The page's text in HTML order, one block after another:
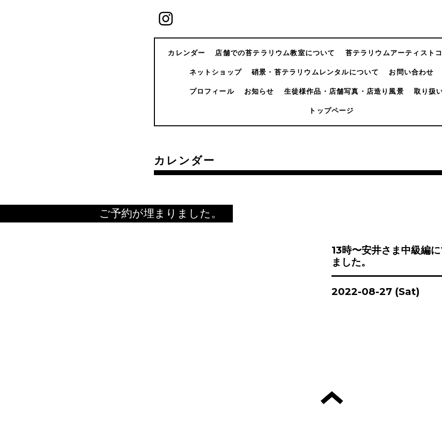
カレンダー 店舗での苔テラリウム教室について 苔テラリウムアーティスト
ネットショップ 硝景・苔テラリウムレンタルについて お問い合わせ
プロフィール お知らせ 生徒様作品・店舗写真・店造り風景 取り扱
トップページ
カレンダー
ご予約が埋まりました。
13時〜安井さま中級編
ました。
2022-08-27 (Sat)